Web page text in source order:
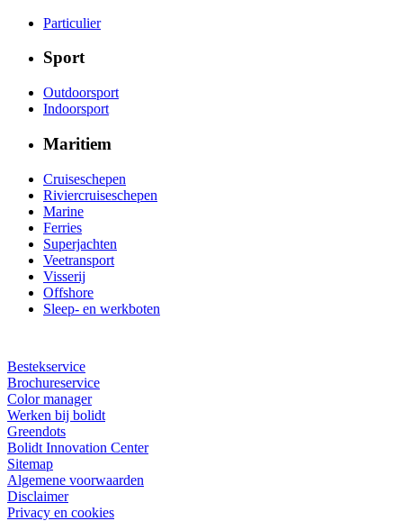
Particulier
Sport
Outdoorsport
Indoorsport
Maritiem
Cruiseschepen
Riviercruiseschepen
Marine
Ferries
Superjachten
Veetransport
Visserij
Offshore
Sleep- en werkboten
Bestekservice
Brochureservice
Color manager
Werken bij bolidt
Greendots
Bolidt Innovation Center
Sitemap
Algemene voorwaarden
Disclaimer
Privacy en cookies